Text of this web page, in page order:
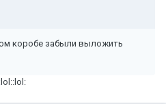
коробе забыли выложить